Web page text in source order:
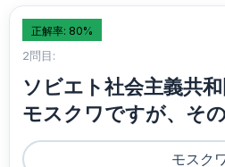
正解率: 80%
2問目:
ソビエト社会主義共
モスクワですが、そ
モスク